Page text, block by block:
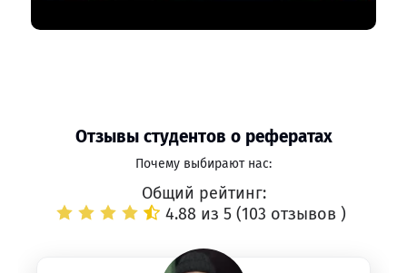
Отзывы студентов о рефератах
Почему выбирают нас:
Общий рейтинг:
4.88 из 5 (103 отзывов )